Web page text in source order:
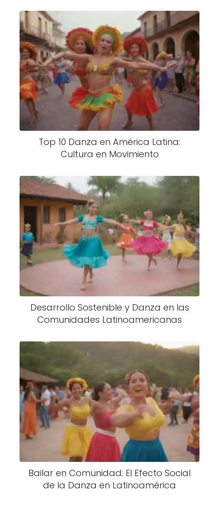
Top 10 Danza en América Latina:
Cultura en Movimiento
Desarrollo Sostenible y Danza en las
Comunidades Latinoamericanas
Bailar en Comunidad: El Efecto Social
de la Danza en Latinoamérica